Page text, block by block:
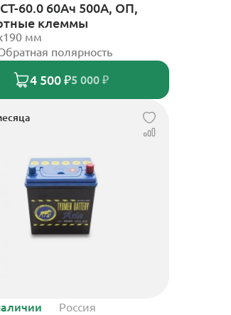
60.0 60Ач 500А, ОП,
клеммы
мм
полярность
4 500 ₽5 000 ₽
Россия